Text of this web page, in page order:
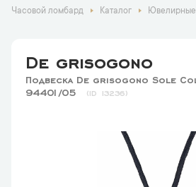
Часовой ломбард Каталог Ювелирные
De grisogono
Подвеска De grisogono Sole
94401/05
13236